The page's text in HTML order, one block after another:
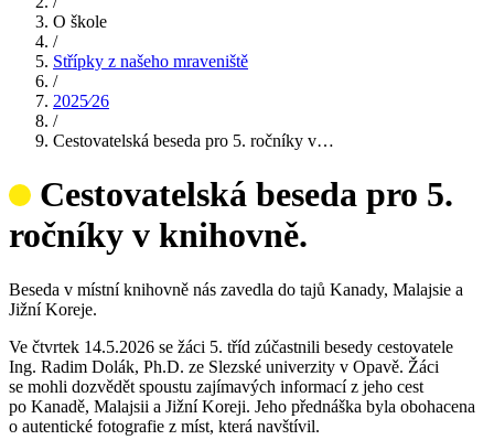
O škole
/
Střípky z našeho mraveniště
/
2025⁄26
/
Cestovatelská beseda pro 5. ročníky v…
Cestovatelská beseda pro 5.
ročníky v knihovně.
Beseda v místní knihovně nás zavedla do tajů Kanady, Malajsie a
Jižní Koreje.
Ve čtvrtek 14.5.2026 se žáci 5. tříd zúčastnili besedy cestovatele
Ing. Radim Dolák, Ph.D. ze Slezské univerzity v Opavě. Žáci
se mohli dozvědět spoustu zajímavých informací z jeho cest
po Kanadě, Malajsii a Jižní Koreji. Jeho přednáška byla obohacena
o autentické fotografie z míst, která navštívil.